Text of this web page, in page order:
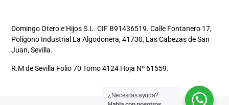
Domingo Otero e Hijos S.L. CIF B91436519. Calle Fontanero 17,
Polígono Industrial La Algodonera, 41730, Las Cabezas de San
Juan, Sevilla.
R.M de Sevilla Folio 70 Tomo 4124 Hoja Nº 61559.
¿Necesitas ayuda?